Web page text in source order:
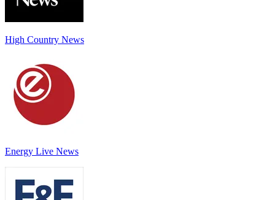
High Country News
Energy Live News